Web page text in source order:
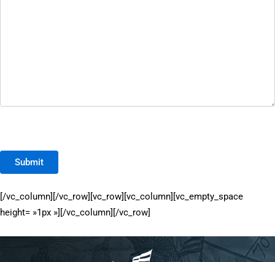
Submit
[/vc_column][/vc_row][vc_row][vc_column][vc_empty_space
height= »1px »][/vc_column][/vc_row]